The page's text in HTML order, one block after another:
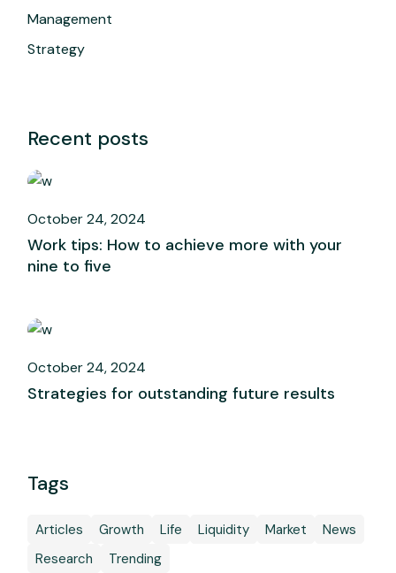
Management
Strategy
Recent posts
October 24, 2024
Work tips: How to achieve more with your
nine to five
October 24, 2024
Strategies for outstanding future results
Tags
Articles Growth Life Liquidity Market
News
Research
Trending